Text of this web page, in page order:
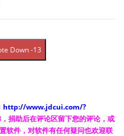
Down -13
http://www.jdcui.com/?
捐助后在评论区留下您的评论，或
软件，对软件有任何疑问也欢迎联